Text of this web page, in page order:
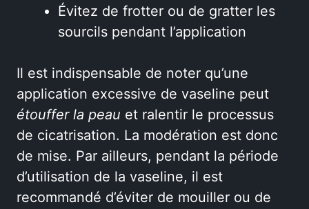
Évitez de frotter ou de gratter les
sourcils pendant l’application
Il est indispensable de noter qu’une
application excessive de vaseline peut
étouffer la peau et ralentir le processus
de cicatrisation. La modération est donc
de mise. Par ailleurs, pendant la période
d’utilisation de la vaseline, il est
recommandé d’éviter de mouiller ou de